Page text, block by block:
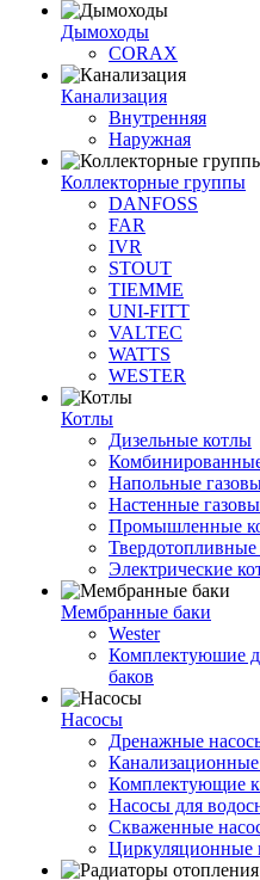
Дымоходы
CORAX
Канализация
Внутренняя
Наружная
Коллекторные группы
DANFOSS
FAR
IVR
STOUT
TIEMME
UNI-FITT
VALTEC
WATTS
WESTER
Котлы
Дизельные котлы
Напольные
Настенные
Промышленные
Электрические
Мембранные баки
Wester
Комплектуюшие
баков
Насосы
Дренажные
Комплектующие к
Насосы для
Скваженные
Циркуляционные